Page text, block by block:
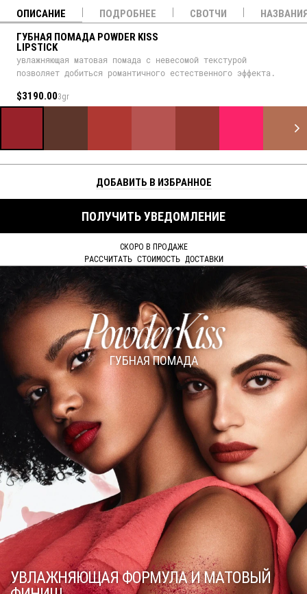
ОПИСАНИЕ ПОДРОБНЕЕ СВОТЧИ
ГУБНАЯ ПОМАДА POWDER KISS
LIPSTICK
увлажняющая матовая помада с невесомой текстурой
позволяет добиться романтичного естественного эффекта.
$3190.003gr
ДОБАВИТЬ В ИЗБРАННОЕ
ПОЛУЧИТЬ УВЕДОМЛЕНИЕ
СКОРО В ПРОДАЖЕ
РАССЧИТАТЬ СТОИМОСТЬ ДОСТАВКИ
ГУБНАЯ ПОМАДА
УВЛАЖНЯЮЩАЯ ФОРМУЛА И МАТОВЫЙ